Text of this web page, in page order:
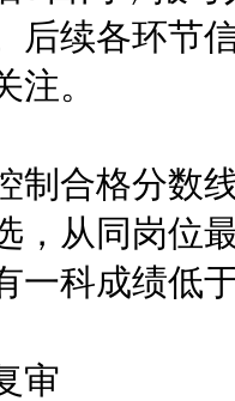
后续各环节
注。
合格分数线
，从同岗位
一科成绩低
审